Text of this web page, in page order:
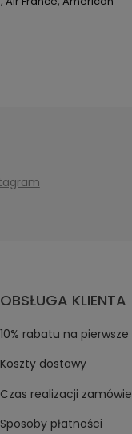
OBSŁUGA KLIENTA
10% rabatu na
Koszty dostawy
Czas realizacji
Sposoby płatności